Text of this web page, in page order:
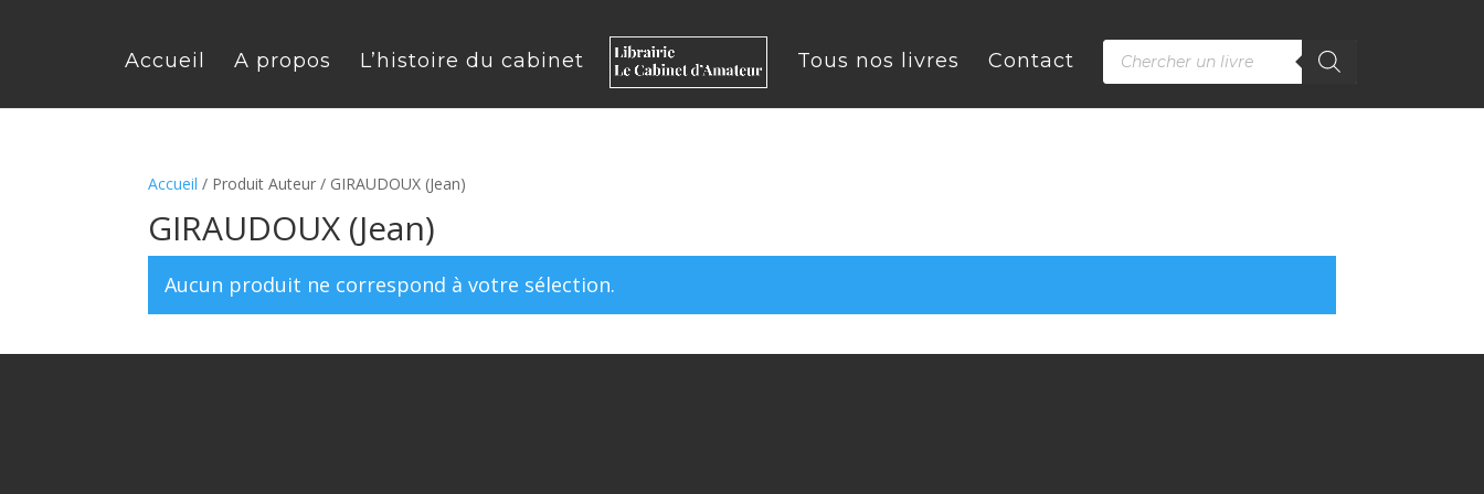
Accueil A propos L’histoire du cabinet Tous nos livres Contact
Recherche
de
produits
Accueil / Produit Auteur / GIRAUDOUX (Jean)
GIRAUDOUX (Jean)
Aucun produit ne correspond à votre sélection.